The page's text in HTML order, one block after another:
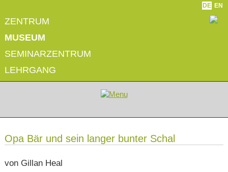
ZENTRUM
MUSEUM
SEMINARZENTRUM
LEHRGANG
DE EN
Opa Bär und sein langer bunter Schal
von Gillan Heal